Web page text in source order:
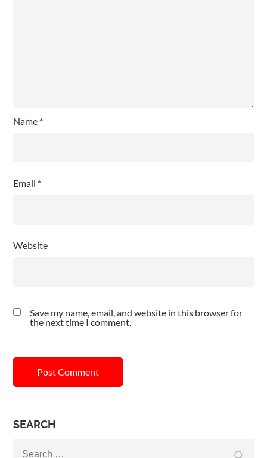
Name *
Email *
Website
Save my name, email, and website in this browser for
the next time I comment.
SEARCH